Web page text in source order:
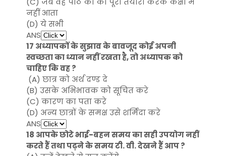
नहीं आता
(D) ये सभी
ANS
17 अध्यापकों के सुझाव के बावजूद कोई अपनी
स्वच्छता का ध्यान नहीं रखता है, तो अध्यापक को
चाहिए कि वह ?
(A) छात्र को अर्थ दण्ड दे
(B) उसके अभिभावक को सूचित करे
(C) कारण का पता करे
(D) अन्य छात्रों के समक्ष उसे शर्मिंदा करे
ANS
18 आपके छोटे भाई-बहन समय का सही उपयोग नहीं
करते हैं तथा पढ़ने के समय टी. वी. देखने हैं आप ?